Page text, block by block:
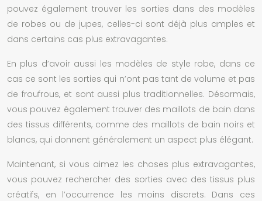
pouvez également trouver les sorties dans des modèles
de robes ou de jupes, celles-ci sont déjà plus amples et
dans certains cas plus extravagantes.
En plus d’avoir aussi les modèles de style robe, dans ce
cas ce sont les sorties qui n’ont pas tant de volume et pas
de froufrous, et sont aussi plus traditionnelles. Désormais,
vous pouvez également trouver des maillots de bain dans
des tissus différents, comme des maillots de bain noirs et
blancs, qui donnent généralement un aspect plus élégant.
Maintenant, si vous aimez les choses plus extravagantes,
vous pouvez rechercher des sorties avec des tissus plus
créatifs, en l’occurrence les moins discrets. Dans ces